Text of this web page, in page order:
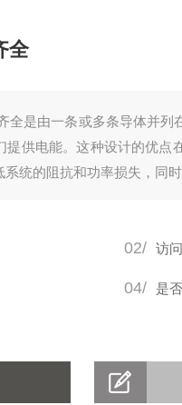
全
全是由一条或多条导体并列
提供电能。这种设计的优点
统的阻抗和功率损失，同
02/ 访
04/ 是